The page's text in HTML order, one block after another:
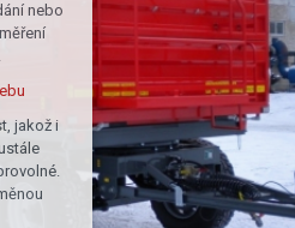
nebo
jakož i